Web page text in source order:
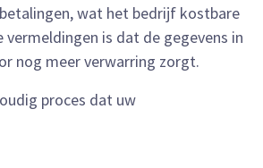
wat het bedrijf kostbare
is dat de gegevens in
nog meer verwarring zorgt.
proces dat uw